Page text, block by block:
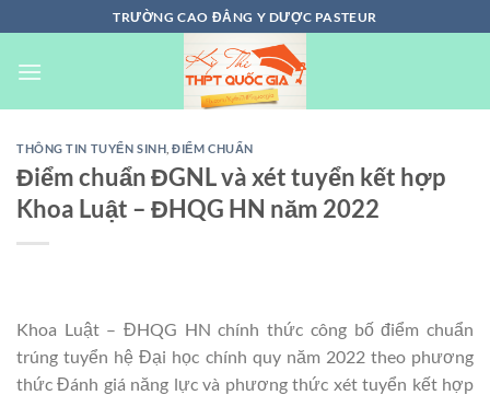
đến
nội
TRƯỜNG CAO ĐẲNG Y DƯỢC PASTEUR
THÔNG TIN TUYỂN SINH ,ĐIỂM CHUẨN
Điểm chuẩn ĐGNL và xét tuyển kết hợp
Khoa Luật – ĐHQG HN năm 2022
Khoa Luật – ĐHQG HN chính thức công bố điểm chuẩn
trúng tuyển hệ Đại học chính quy năm 2022 theo phương
thức Đánh giá năng lực và phương thức xét tuyển kết hợp